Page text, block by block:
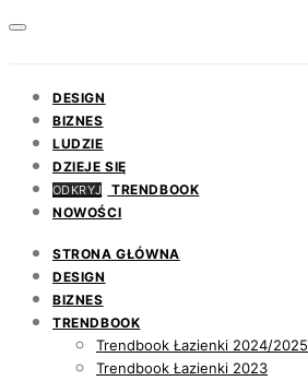
DESIGN
BIZNES
LUDZIE
DZIEJE SIĘ
ODKRYJ
TRENDBOOK
NOWOŚCI
STRONA GŁÓWNA
DESIGN
BIZNES
TRENDBOOK
Trendbook Łazienki 2024/2025
Trendbook Łazienki 2023